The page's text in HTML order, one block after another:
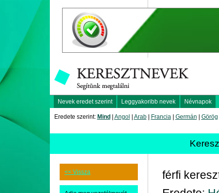
Nevek eredet szerint Leggyakoribb nevek Névnapok
Eredete szerint: Mind Angol Arab| Francia| Germán Görög
<< Vissza
férfi